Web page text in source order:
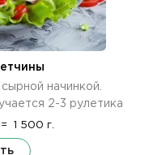
начинкой.
2-3 рулетика
= 1 500 г.